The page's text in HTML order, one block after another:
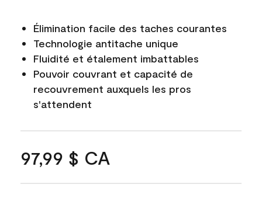
Élimination facile des taches courantes
Technologie antitache unique
Fluidité et étalement imbattables
Pouvoir couvrant et capacité de
recouvrement auxquels les pros
s'attendent
97,99 $ CA